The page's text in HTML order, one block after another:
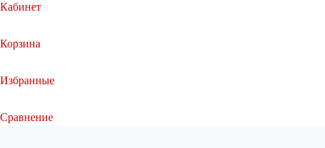
Кабинет
Корзина
Избранные
Сравнение